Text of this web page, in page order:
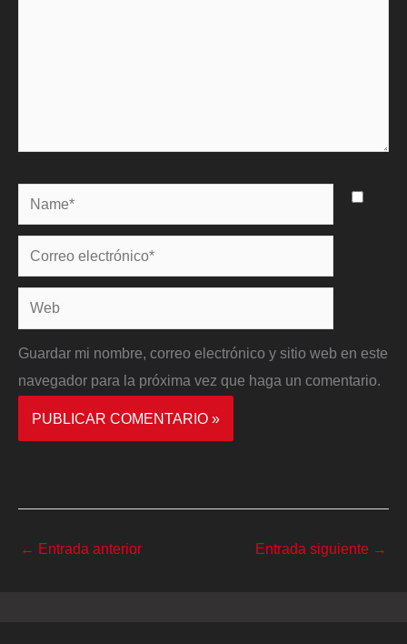
Name*
Correo
electrónico*
Web
Guardar mi nombre, correo electrónico y sitio web en este
navegador para la próxima vez que haga un comentario.
← Entrada anterior Entrada siguiente →